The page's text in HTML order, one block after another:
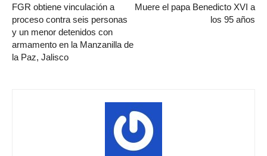
FGR obtiene vinculación a
proceso contra seis personas
y un menor detenidos con
armamento en la Manzanilla de
la Paz, Jalisco
Muere el papa Benedicto XVI a
los 95 años